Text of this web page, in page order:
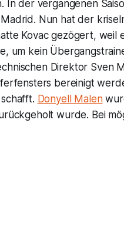
In der vergangenen
Nun hat der
Kovac gezögert, weil
um kein
Direktor Sven
bereinigt
Donyell Malen
wurde. Bei